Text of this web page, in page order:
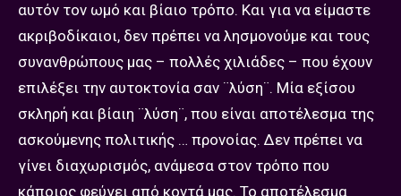
αυτόν τον ωμό και βίαιο τρόπο. Και για να είμαστε
ακριβοδίκαιοι, δεν πρέπει να λησμονούμε και τους
συνανθρώπους μας – πολλές χιλιάδες – που έχουν
επιλέξει την αυτοκτονία σαν ¨λύση¨. Μία εξίσου
σκληρή και βίαιη ¨λύση¨, που είναι αποτέλεσμα της
ασκούμενης πολιτικής … προνοίας. Δεν πρέπει να
γίνει διαχωρισμός, ανάμεσα στον τρόπο που
κάποιος φεύγει από κοντά μας. Το αποτέλεσμα